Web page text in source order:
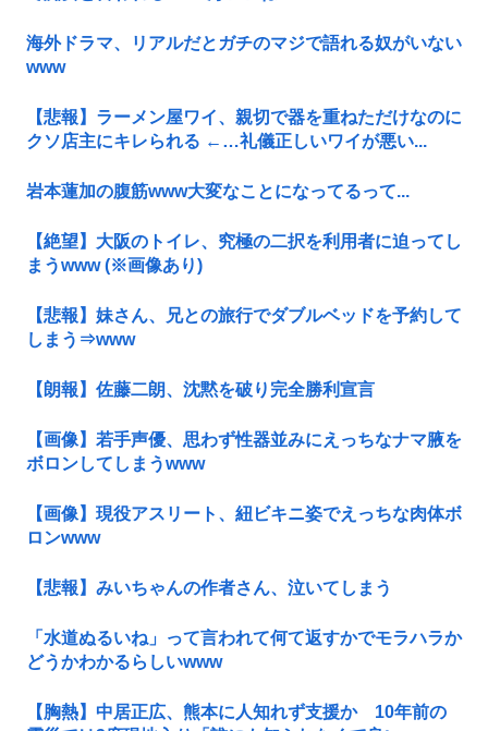
海外ドラマ、リアルだとガチのマジで語れる奴がいない
www
【悲報】ラーメン屋ワイ、親切で器を重ねただけなのに
クソ店主にキレられる ←…礼儀正しいワイが悪い...
岩本蓮加の腹筋www大変なことになってるって...
【絶望】大阪のトイレ、究極の二択を利用者に迫ってし
まうwww (※画像あり)
【悲報】妹さん、兄との旅行でダブルベッドを予約して
しまう⇒www
【朗報】佐藤二朗、沈黙を破り完全勝利宣言
【画像】若手声優、思わず性器並みにえっちなナマ腋を
ボロンしてしまうwww
【画像】現役アスリート、紐ビキニ姿でえっちな肉体ボ
ロンwww
【悲報】みいちゃんの作者さん、泣いてしまう
「水道ぬるいね」って言われて何て返すかでモラハラか
どうかわかるらしいwww
【胸熱】中居正広、熊本に人知れず支援か 10年前の